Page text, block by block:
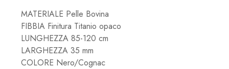
MATERIALE Pelle Bovina
FIBBIA Finitura Titanio opaco
LUNGHEZZA 85-120 cm
LARGHEZZA 35 mm
COLORE Nero/Cognac